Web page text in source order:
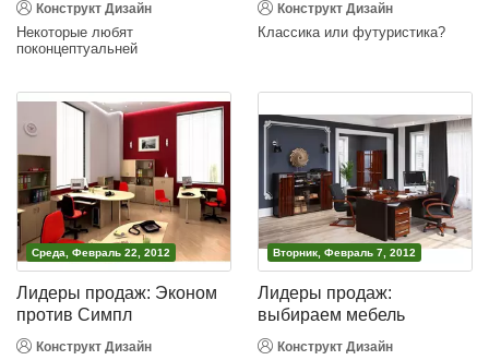
Конструкт Дизайн
Некоторые любят
поконцептуальней
Конструкт Дизайн
Классика или футуристика?
Среда, Февраль 22, 2012
Лидеры продаж: Эконом
против Симпл
Конструкт Дизайн
Вторник, Февраль 7, 2012
Лидеры продаж:
выбираем мебель
Конструкт Дизайн